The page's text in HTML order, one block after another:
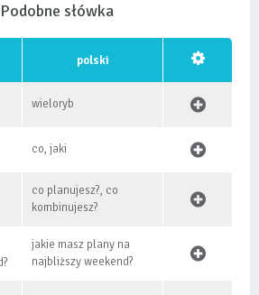
Podobne słówka
polski
wieloryb
co, jaki
co planujesz?, co
kombinujesz?
jakie masz plany na
najbliższy weekend?